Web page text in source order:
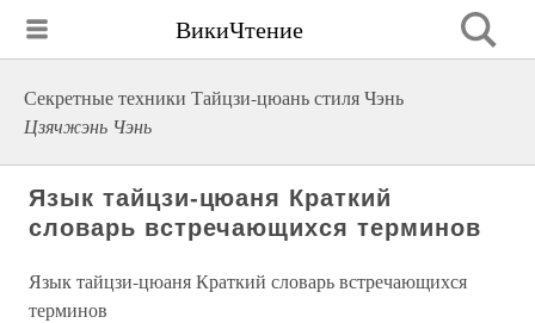
ВикиЧтение
Секретные техники Тайцзи-цюань стиля Чэнь
Цзячжэнь Чэнь
Язык тайцзи-цюаня Краткий
словарь встречающихся терминов
Язык тайцзи-цюаня Краткий словарь встречающихся
терминов